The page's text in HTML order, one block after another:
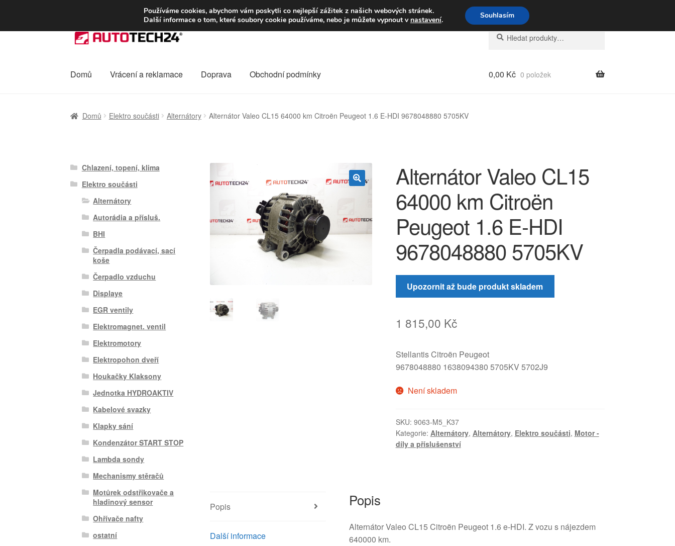
DOPRAVA od 139,-Kč Volejte po-pá 9-16 704 494 494
Přeskočit
na
Přejít
webu
Hledat:
Hledat
Domů Vrácení a reklamace Doprava Obchodní podmínky 0,00 Kč 0 položek
Domů Elektro součásti Alternátory Alternátor Valeo CL15 64000 km Citroën Peugeot 1.6 E-HDI 9678048880 5705KV
Alternátor Valeo CL15
64000 km Citroën
Peugeot 1.6 E-HDI
9678048880 5705KV
Upozornit až bude produkt skladem
1 815,00 Kč
Stellantis Citroën Peugeot
9678048880 1638094380 5705KV 5702J9
Není skladem
SKU: 9063-M5_K37
Kategorie: Alternátory, Alternátory, Elektro součásti, Motor -
díly a příslušenství
Popis
Další informace
Popis
Alternátor Valeo CL15 Citroën Peugeot 1.6 e-HDI. Z vozu s nájezdem
640000 km.
Chlazení, topení, klima
Elektro součásti
Alternátory
Autorádia a přísluš.
BHI
Čerpadla podávací, sací
koše
Čerpadlo vzduchu
Displaye
EGR ventily
Elektromagnet. ventil
Elektromotory
Elektropohon dveří
Houkačky Klaksony
Jednotka HYDROAKTIV
Kabelové svazky
Klapky sání
Kondenzátor START STOP
Lambda sondy
Mechanismy stěračů
Motůrek odstřikovače a
hladinový sensor
Ohřívače nafty
ostatní
Používáme cookies, abychom vám poskytli co nejlepší zážitek z našich webových stránek.
Další informace o tom, které soubory cookie používáme, nebo je můžete vypnout v nastavení. Souhlasím